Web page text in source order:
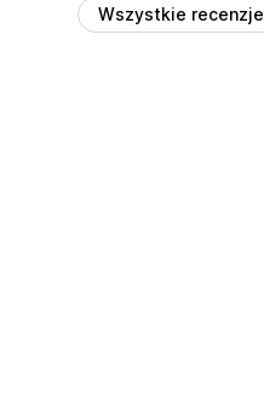
Wszystkie recenzje